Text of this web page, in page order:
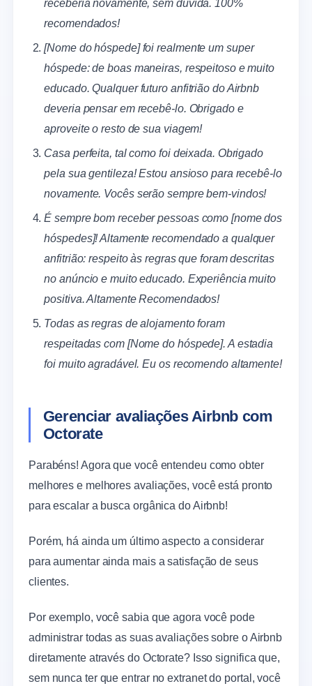
receberia novamente, sem dúvida. 100%
recomendados!
[Nome do hóspede] foi realmente um super
hóspede: de boas maneiras, respeitoso e muito
educado. Qualquer futuro anfitrião do Airbnb
deveria pensar em recebê-lo. Obrigado e
aproveite o resto de sua viagem!
Casa perfeita, tal como foi deixada. Obrigado
pela sua gentileza! Estou ansioso para recebê-lo
novamente. Vocês serão sempre bem-vindos!
É sempre bom receber pessoas como [nome dos
hóspedes]! Altamente recomendado a qualquer
anfitrião: respeito às regras que foram descritas
no anúncio e muito educado. Experiência muito
positiva. Altamente Recomendados!
Todas as regras de alojamento foram
respeitadas com [Nome do hóspede]. A estadia
foi muito agradável. Eu os recomendo altamente!
Gerenciar avaliações Airbnb com
Octorate
Parabéns! Agora que você entendeu como obter
melhores e melhores avaliações, você está pronto
para escalar a busca orgânica do Airbnb!
Porém, há ainda um último aspecto a considerar
para aumentar ainda mais a satisfação de seus
clientes.
Por exemplo, você sabia que agora você pode
administrar todas as suas avaliações sobre o Airbnb
diretamente através do Octorate? Isso significa que,
sem nunca ter que entrar no extranet do portal, você